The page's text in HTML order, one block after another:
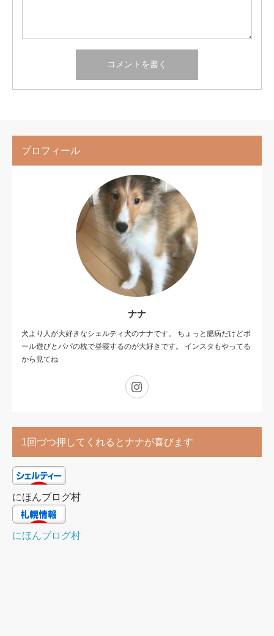
プロフィール
ナナ
犬より人が大好きなシェルティ犬のナナです。 ちょっと臆病だけどボ
ール遊びとパパの枕で昼寝するのが大好きです。 インスタもやってる
から見てね
1回づつ押してくれるとナナが喜びます
にほんブログ村
にほんブログ村